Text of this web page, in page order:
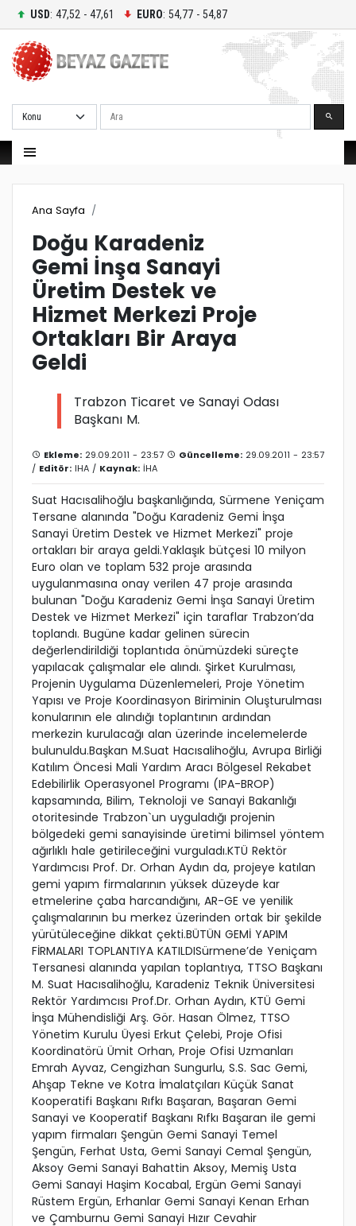
USD: 47,52 - 47,61 EURO: 54,77 - 54,87
Ara
Ana Sayfa
Doğu Karadeniz
Gemi İnşa Sanayi
Üretim Destek ve
Hizmet Merkezi Proje
Ortakları Bir Araya
Geldi
Trabzon Ticaret ve Sanayi Odası
Başkanı M.
Ekleme: 29.09.2011 - 23:57 Güncelleme: 29.09.2011 - 23:57
/ Editör: IHA / Kaynak: İHA
Suat Hacısalihoğlu başkanlığında, Sürmene Yeniçam
Tersane alanında "Doğu Karadeniz Gemi İnşa
Sanayi Üretim Destek ve Hizmet Merkezi" proje
ortakları bir araya geldi.Yaklaşık bütçesi 10 milyon
Euro olan ve toplam 532 proje arasında
uygulanmasına onay verilen 47 proje arasında
bulunan "Doğu Karadeniz Gemi İnşa Sanayi Üretim
Destek ve Hizmet Merkezi" için taraflar Trabzon’da
toplandı. Bugüne kadar gelinen sürecin
değerlendirildiği toplantıda önümüzdeki süreçte
yapılacak çalışmalar ele alındı. Şirket Kurulması,
Projenin Uygulama Düzenlemeleri, Proje Yönetim
Yapısı ve Proje Koordinasyon Biriminin Oluşturulması
konularının ele alındığı toplantının ardından
merkezin kurulacağı alan üzerinde incelemelerde
bulunuldu.Başkan M.Suat Hacısalihoğlu, Avrupa Birliği
Katılım Öncesi Mali Yardım Aracı Bölgesel Rekabet
Edebilirlik Operasyonel Programı (IPA-BROP)
kapsamında, Bilim, Teknoloji ve Sanayi Bakanlığı
otoritesinde Trabzon`un uyguladığı projenin
bölgedeki gemi sanayisinde üretimi bilimsel yöntem
ağırlıklı hale getirileceğini vurguladı.KTÜ Rektör
Yardımcısı Prof. Dr. Orhan Aydın da, projeye katılan
gemi yapım firmalarının yüksek düzeyde kar
etmelerine çaba harcandığını, AR-GE ve yenilik
çalışmalarının bu merkez üzerinden ortak bir şekilde
yürütüleceğine dikkat çekti.BÜTÜN GEMİ YAPIM
FİRMALARI TOPLANTIYA KATILDISürmene’de Yeniçam
Tersanesi alanında yapılan toplantıya, TTSO Başkanı
M. Suat Hacısalihoğlu, Karadeniz Teknik Üniversitesi
Rektör Yardımcısı Prof.Dr. Orhan Aydın, KTÜ Gemi
İnşa Mühendisliği Arş. Gör. Hasan Ölmez, TTSO
Yönetim Kurulu Üyesi Erkut Çelebi, Proje Ofisi
Koordinatörü Ümit Orhan, Proje Ofisi Uzmanları
Emrah Ayvaz, Cengizhan Sungurlu, S.S. Sac Gemi,
Ahşap Tekne ve Kotra İmalatçıları Küçük Sanat
Kooperatifi Başkanı Rıfkı Başaran, Başaran Gemi
Sanayi ve Kooperatif Başkanı Rıfkı Başaran ile gemi
yapım firmaları Şengün Gemi Sanayi Temel
Şengün, Ferhat Usta, Gemi Sanayi Cemal Şengün,
Aksoy Gemi Sanayi Bahattin Aksoy, Memiş Usta
Gemi Sanayi Haşim Kocabal, Ergün Gemi Sanayi
Rüstem Ergün, Erhanlar Gemi Sanayi Kenan Erhan
ve Çamburnu Gemi Sanayi Hızır Cevahir